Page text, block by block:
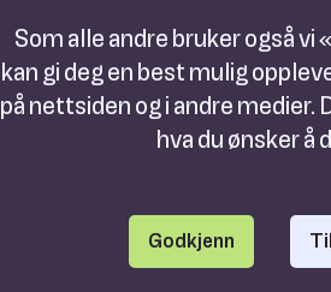
som lar deg senke skuldra og
håndverket.
Finn ut mer →
Timeregistrering
Som alle andre bruker også vi
kan gi deg en best mulig
på nettsiden og i andre medier.
hva du ønsker å
Godkjenn